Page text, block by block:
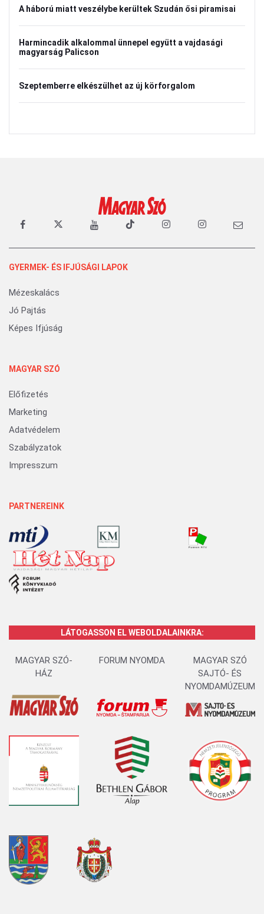
A háború miatt veszélybe kerültek Szudán ősi piramisai
Harmincadik alkalommal ünnepel együtt a vajdasági
magyarság Palicson
Szeptemberre elkészülhet az új körforgalom
GYERMEK- ÉS IFJÚSÁGI LAPOK
Mézeskalács
Jó Pajtás
Képes Ifjúság
MAGYAR SZÓ
Előfizetés
Marketing
Adatvédelem
Szabályzatok
Impresszum
PARTNEREINK
LÁTOGASSON EL WEBOLDALAINKRA:
MAGYAR SZÓ-
HÁZ
FORUM NYOMDA
MAGYAR SZÓ
SAJTÓ- ÉS
NYOMDAMÚZEUM